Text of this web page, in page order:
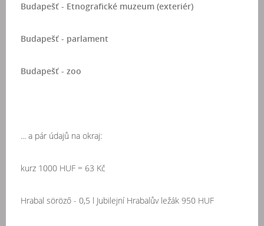
Budapešť - Etnografické muzeum (exteriér)
Budapešť - parlament
Budapešť - zoo
... a pár údajů na okraj:
kurz 1000 HUF = 63 Kč
Hrabal söröző - 0,5 l Jubilejní Hrabalův ležák 950 HUF